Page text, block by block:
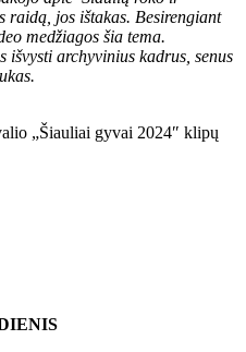
raidą, jos ištakas. Besirengiant
medžiagos šia tema.
išvysti archyvinius kadrus, senus
„Šiauliai gyvai 2024″ klipų